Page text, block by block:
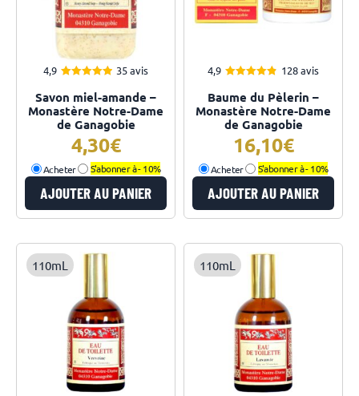
4,9
sur 5
35 avis
Savon miel-amande –
Monastère Notre-Dame
de Ganagobie
4,30
Acheter S'abonner à -10%
AJOUTER AU PANIER
4,9
sur 5
128 avis
Baume du Pèlerin –
Monastère Notre-Dame
de Ganagobie
16,10
Acheter S'abonner à -10%
AJOUTER AU PANIER
110mL 110mL